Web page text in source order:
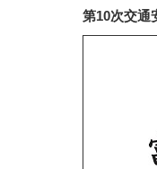
第10次交通